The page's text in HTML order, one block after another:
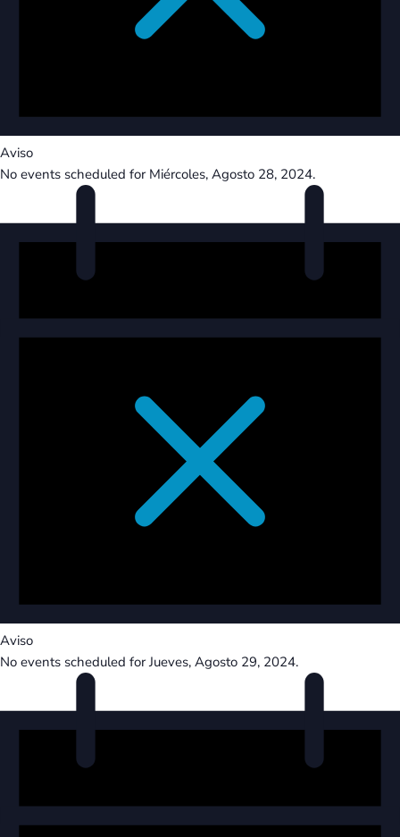
Aviso
No events scheduled for Miércoles, Agosto 28, 2024.
Aviso
No events scheduled for Jueves, Agosto 29, 2024.